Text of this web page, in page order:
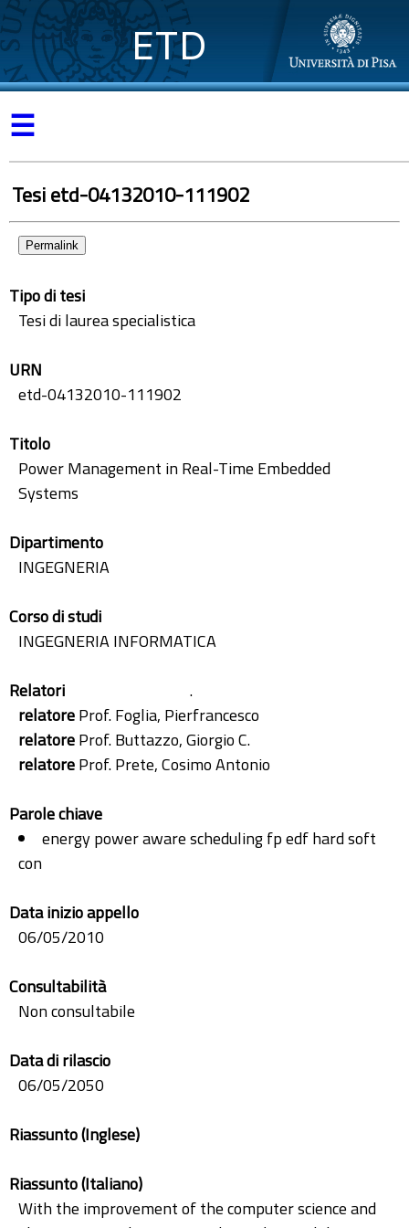
ETD
☰
Tesi etd-04132010-111902
Permalink
Tipo di tesi
Tesi di laurea specialistica
URN
etd-04132010-111902
Titolo
Power Management in Real-Time Embedded
Systems
Dipartimento
INGEGNERIA
Corso di studi
INGEGNERIA INFORMATICA
Relatori
.
relatoreProf. Foglia, Pierfrancesco
relatoreProf. Buttazzo, Giorgio C.
relatoreProf. Prete, Cosimo Antonio
Parole chiave
energy power aware scheduling fp edf hard soft
con
Data inizio appello
06/05/2010
Consultabilità
Non consultabile
Data di rilascio
06/05/2050
Riassunto (Inglese)
Riassunto (Italiano)
With the improvement of the computer science and